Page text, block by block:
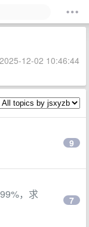
12-02 10:46:44
9
，求
7